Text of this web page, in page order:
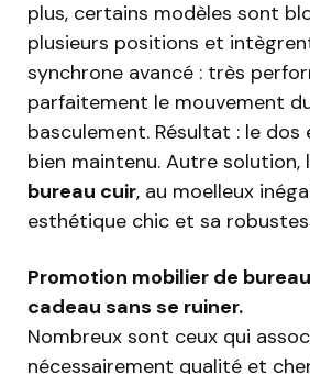
plus, certains modèles sont
plusieurs positions et
synchrone avancé : très
parfaitement le mouvement
basculement. Résultat : le
bien maintenu. Autre solution,
bureau cuir, au moelleux
esthétique chic et sa
Promotion mobilier de
cadeau sans se ruiner.
Nombreux sont ceux qui
nécessairement qualité et